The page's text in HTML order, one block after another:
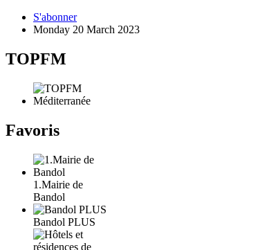
S'abonner
Monday 20 March 2023
TOPFM
Favoris
1.Mairie de
Bandol
Bandol PLUS